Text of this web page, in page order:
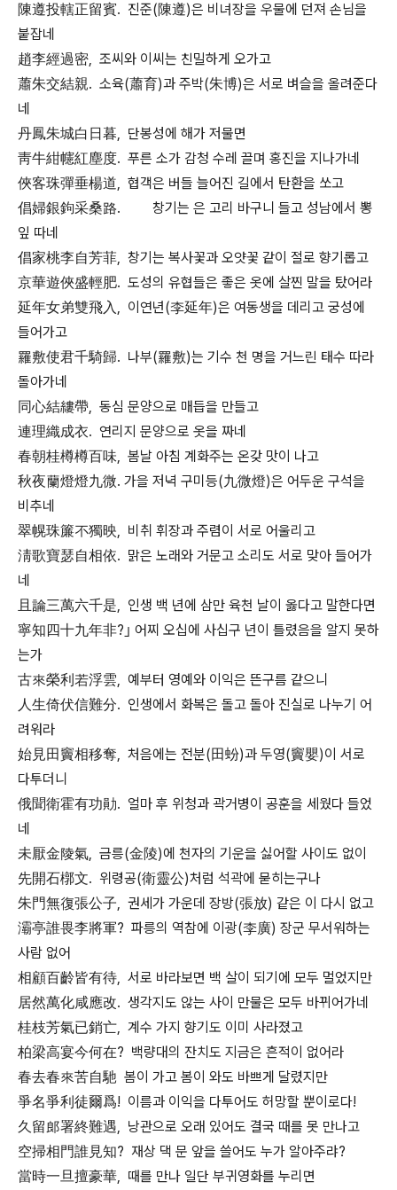
陳遵投轄正留賓. 진준(陳遵)은 비녀장을 우물에 던져 손님을
붙잡네
趙李經過密, 조씨와 이씨는 친밀하게 오가고
蕭朱交結親. 소육(蕭育)과 주박(朱博)은 서로 벼슬을 올려준다
네
丹鳳朱城白日暮, 단봉성에 해가 저물면
靑牛紺幰紅塵度. 푸른 소가 감청 수레 끌며 홍진을 지나가네
俠客珠彈垂楊道, 협객은 버들 늘어진 길에서 탄환을 쏘고
倡婦銀鉤采桑路. 창기는 은 고리 바구니 들고 성남에서 뽕
잎 따네
倡家桃李自芳菲, 창기는 복사꽃과 오얏꽃 같이 절로 향기롭고
京華遊俠盛輕肥. 도성의 유협들은 좋은 옷에 살찐 말을 탔어라
延年女弟雙飛入, 이연년(李延年)은 여동생을 데리고 궁성에
들어가고
羅敷使君千騎歸. 나부(羅敷)는 기수 천 명을 거느린 태수 따라
돌아가네
同心結縷帶, 동심 문양으로 매듭을 만들고
連理織成衣. 연리지 문양으로 옷을 짜네
春朝桂樽樽百味, 봄날 아침 계화주는 온갖 맛이 나고
秋夜蘭燈燈九微. 가을 저녁 구미등(九微燈)은 어두운 구석을
비추네
翠幌珠簾不獨映, 비취 휘장과 주렴이 서로 어울리고
淸歌寶瑟自相依. 맑은 노래와 거문고 소리도 서로 맞아 들어가
네
且論三萬六千是, 인생 백 년에 삼만 육천 날이 옳다고 말한다면
寧知四十九年非?｣ 어찌 오십에 사십구 년이 틀렸음을 알지 못하
는가
古來榮利若浮雲, 예부터 영예와 이익은 뜬구름 같으니
人生倚伏信難分. 인생에서 화복은 돌고 돌아 진실로 나누기 어
려워라
始見田竇相移奪, 처음에는 전분(田蚡)과 두영(竇嬰)이 서로
다투더니
俄聞衛霍有功勛. 얼마 후 위청과 곽거병이 공훈을 세웠다 들었
네
未厭金陵氣, 금릉(金陵)에 천자의 기운을 싫어할 사이도 없이
先開石槨文. 위령공(衛靈公)처럼 석곽에 묻히는구나
朱門無復張公子, 권세가 가운데 장방(張放) 같은 이 다시 없고
灞亭誰畏李將軍? 파릉의 역참에 이광(李廣) 장군 무서워하는
사람 없어
相顧百齡皆有待, 서로 바라보면 백 살이 되기에 모두 멀었지만
居然萬化咸應改. 생각지도 않는 사이 만물은 모두 바뀌어가네
桂枝芳氣已銷亡, 계수 가지 향기도 이미 사라졌고
柏梁高宴今何在? 백량대의 잔치도 지금은 흔적이 없어라
春去春來苦自馳 봄이 가고 봄이 와도 바쁘게 달렸지만
爭名爭利徒爾爲! 이름과 이익을 다투어도 허망할 뿐이로다!
久留郎署終難遇, 낭관으로 오래 있어도 결국 때를 못 만나고
空掃相門誰見知? 재상 댁 문 앞을 쓸어도 누가 알아주랴?
當時一旦擅豪華, 때를 만나 일단 부귀영화를 누리면